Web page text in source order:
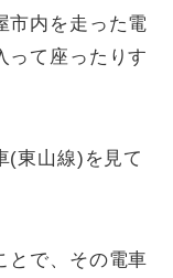
市内を走った電
って座ったりす
(東山線)を見て
とで、その電車